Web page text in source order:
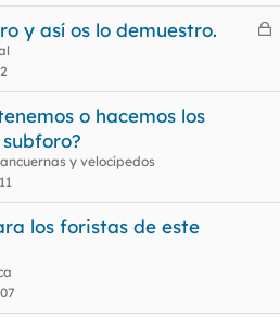
C
r
y así os lo demuestro.
o hacemos los
y velocípedos
los foristas de este